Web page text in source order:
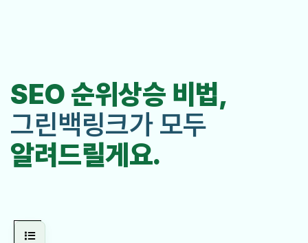
SEO 순위상승 비법,
그린백링크가 모두
알려드릴게요.